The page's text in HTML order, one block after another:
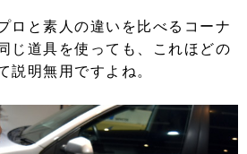
ロと素人の違いを比べるコーナ
じ道具を使っても、これほどの
明無用ですよね。